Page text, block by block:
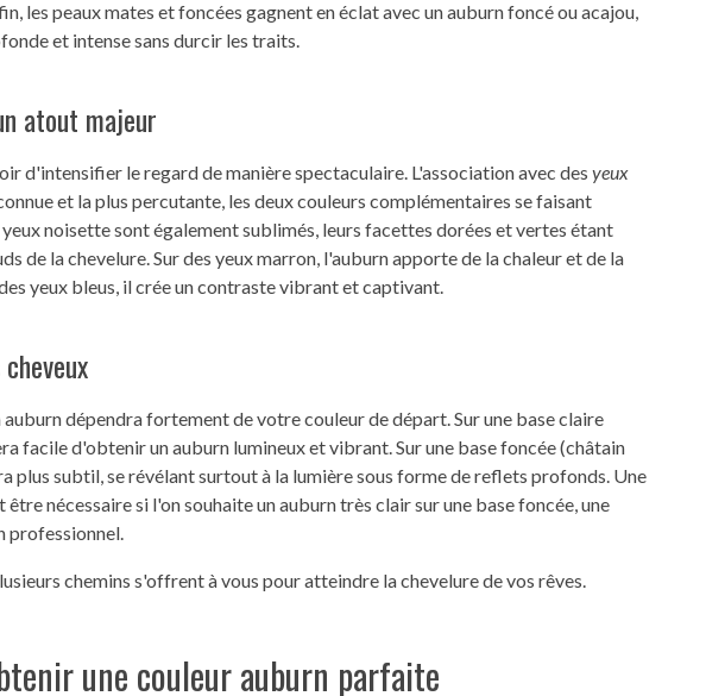
les peaux mates et foncées gagnent en éclat avec un auburn foncé ou acajou,
et intense sans durcir les traits.
atout majeur
d'intensifier le regard de manière spectaculaire. L'association avec des yeux
et la plus percutante, les deux couleurs complémentaires se faisant
noisette sont également sublimés, leurs facettes dorées et vertes étant
de la chevelure. Sur des yeux marron, l'auburn apporte de la chaleur et de la
yeux bleus, il crée un contraste vibrant et captivant.
dépendra fortement de votre couleur de départ. Sur une base claire
facile d'obtenir un auburn lumineux et vibrant. Sur une base foncée (châtain
plus subtil, se révélant surtout à la lumière sous forme de reflets profonds. Une
nécessaire si l'on souhaite un auburn très clair sur une base foncée, une
professionnel.
chemins s'offrent à vous pour atteindre la chevelure de vos rêves.
une couleur auburn parfaite